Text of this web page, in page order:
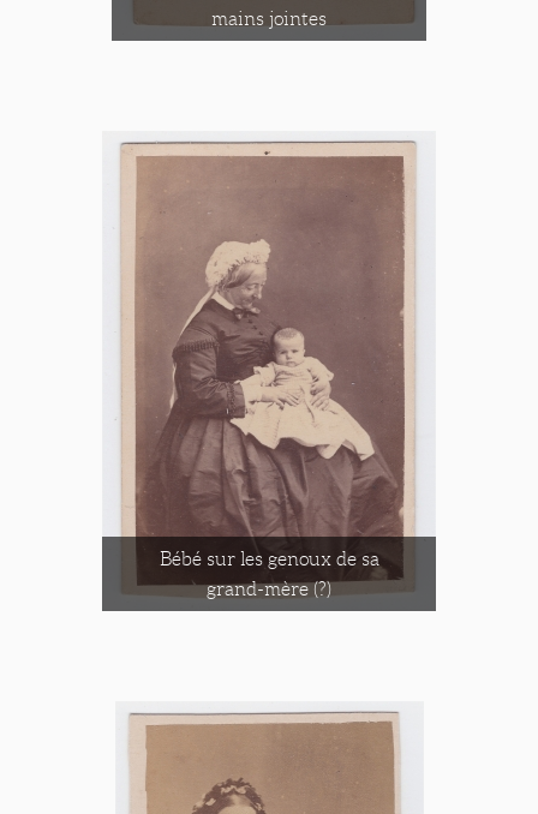
mains jointes
Bébé sur les genoux de sa
grand-mère (?)